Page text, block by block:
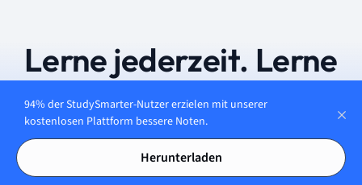
Lerne jederzeit. Lerne
überall. Auf allen
Geräten.
94% der StudySmarter-Nutzer erzielen mit unserer
kostenlosen Plattform bessere Noten.
Herunterladen